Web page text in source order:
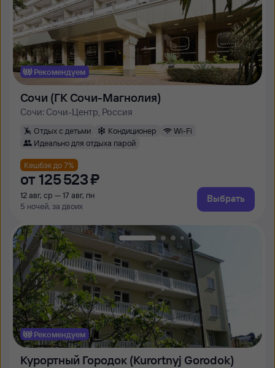
Рекомендуем
Сочи (ГК Сочи-Магнолия)
Сочи: Сочи-Центр, Россия
Отдых с детьми Кондиционер
Wi-Fi
Идеально для отдыха парой
Кешбэк до 7%
от 125 ⁠523 ⁠₽
12 авг, ср — 17 авг, пн
5 ночей, за двоих
Выбрать
Рекомендуем
Курортный Городок (Kurortnyj Gorodok)